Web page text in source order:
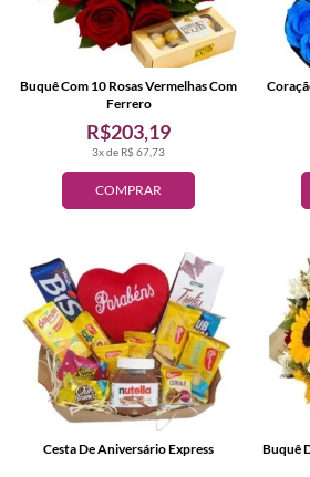
COMPRAR
3x de R$ 67,73
R$203,19
Buquê Com 10 Rosas Vermelhas Com
Ferrero
Cesta De Aniversário Express
Buquê